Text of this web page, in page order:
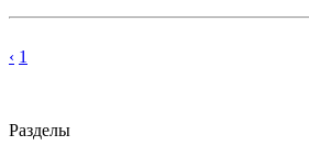
‹ 1
Разделы